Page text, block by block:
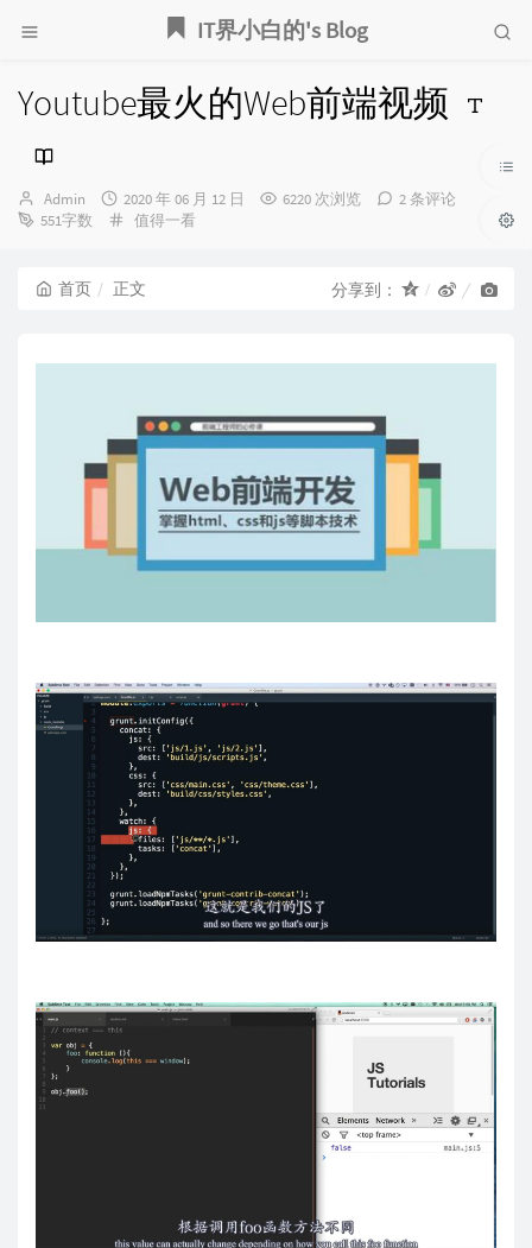
IT界小白的's Blog
Youtube最火的Web前端视频
博
主：
Admin
发
布
2020 年 06 月 12 日 6220 次浏览
2 条评论
551字数
分
值得一看
首页 正文 分享到：